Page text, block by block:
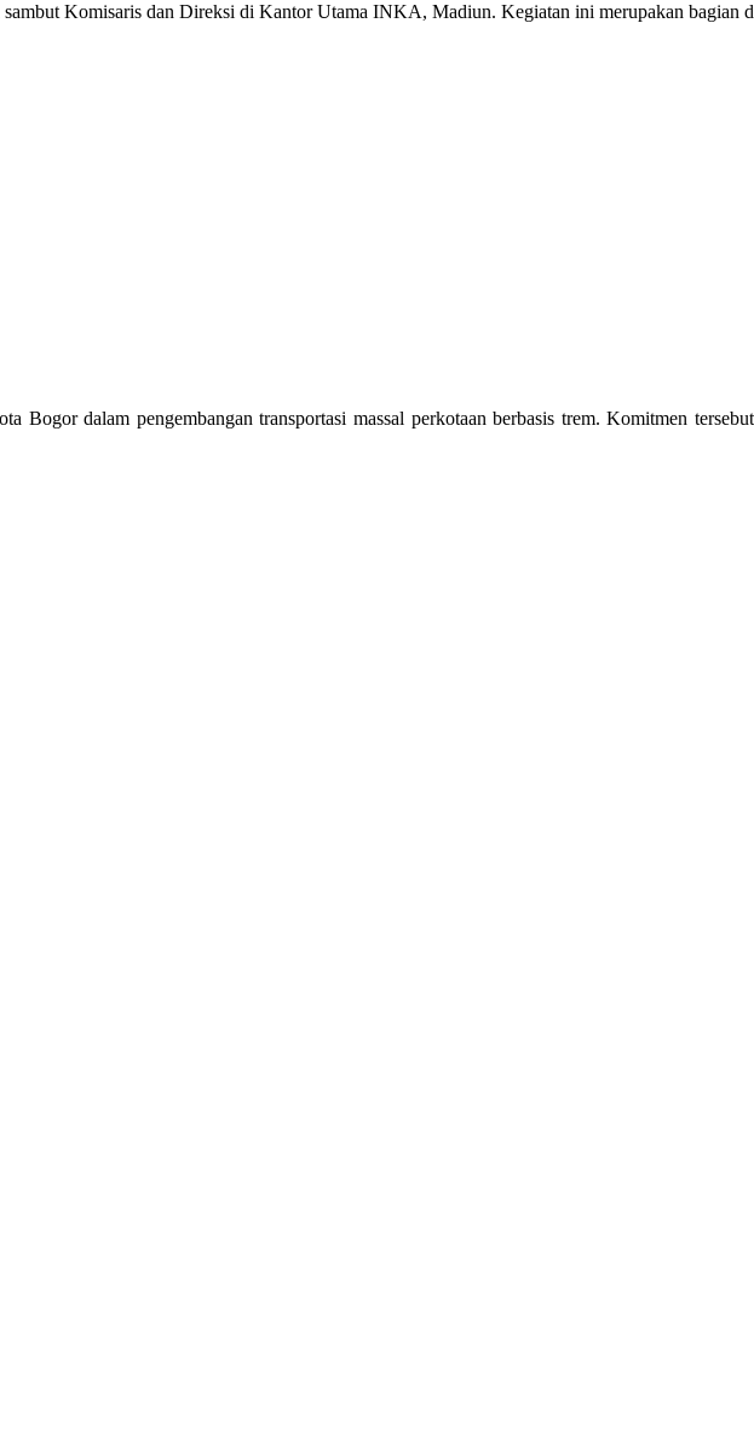
Komisaris dan Direksi di Kantor Utama INKA, Madiun. Kegiatan ini merupakan bagian d
dalam pengembangan transportasi massal perkotaan berbasis trem. Komitmen tersebut